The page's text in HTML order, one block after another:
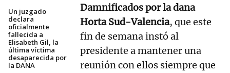
Un juzgado
declara
oficialmente
fallecida a
Elisabeth Gil, la
última víctima
desaparecida por
la DANA
Damnificados por la dana
Horta Sud-Valencia, que este
fin de semana instó al
presidente a mantener una
reunión con ellos siempre que